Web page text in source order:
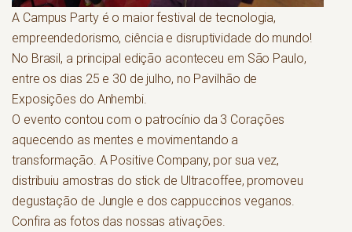
A Campus Party é o maior festival de tecnologia,
empreendedorismo, ciência e disruptividade do mundo!
No Brasil, a principal edição aconteceu em São Paulo,
entre os dias 25 e 30 de julho, no Pavilhão de
Exposições do Anhembi.
O evento contou com o patrocínio da 3 Corações
aquecendo as mentes e movimentando a
transformação. A Positive Company, por sua vez,
distribuiu amostras do stick de Ultracoffee, promoveu
degustação de Jungle e dos cappuccinos veganos.
Confira as fotos das nossas ativações.